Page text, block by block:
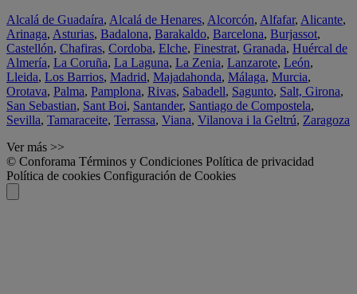
Alcalá de Guadaíra, Alcalá de Henares, Alcorcón, Alfafar, Alicante,
Arinaga, Asturias, Badalona, Barakaldo, Barcelona, Burjassot,
Castellón, Chafiras, Cordoba, Elche, Finestrat, Granada, Huércal de
Almería, La Coruña, La Laguna, La Zenia, Lanzarote, León,
Lleida, Los Barrios, Madrid, Majadahonda, Málaga, Murcia,
Orotava, Palma, Pamplona, Rivas, Sabadell, Sagunto, Salt, Girona,
San Sebastian, Sant Boi, Santander, Santiago de Compostela,
Sevilla, Tamaraceite, Terrassa, Viana, Vilanova i la Geltrú, Zaragoza
Ver más >>
© Conforama Términos y Condiciones Política de privacidad
Política de cookies Configuración de Cookies